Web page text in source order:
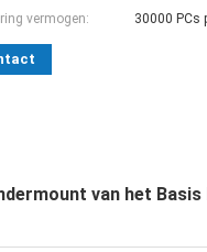
vermogen:
30000 PCs
van het